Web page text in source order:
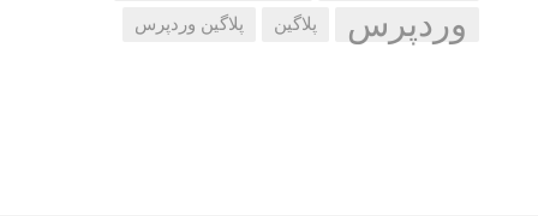
وردپرس پلاگین پلاگین وردپرس